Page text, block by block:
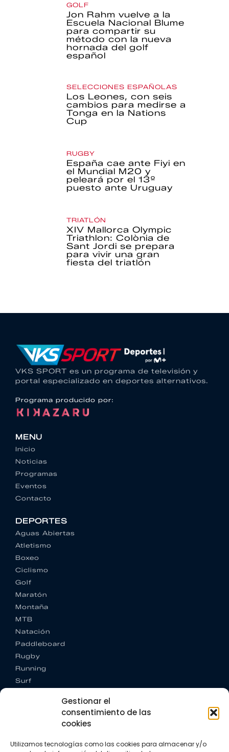
Gestionar el
consentimiento de las
cookies
Utilizamos tecnologías como las cookies para almacenar y/o
GOLF
Jon Rahm vuelve a la
Escuela Nacional Blume
para compartir su
método con la nueva
hornada del golf
español
SELECCIONES ESPAÑOLAS
Los Leones, con seis
cambios para medirse a
Tonga en la Nations
Cup
RUGBY
España cae ante Fiyi en
el Mundial M20 y
peleará por el 13º
puesto ante Uruguay
TRIATLÓN
XIV Mallorca Olympic
Triathlon: Colònia de
Sant Jordi se prepara
para vivir una gran
fiesta del triatlón
VKS SPORT es un programa de televisión y
portal especializado en deportes alternativos.
Programa producido por:
MENU
Inicio
Noticias
Programas
Eventos
Contacto
DEPORTES
Aguas Abiertas
Atletismo
Boxeo
Ciclismo
Golf
Maratón
Montaña
MTB
Natación
Paddleboard
Rugby
Running
Surf
CONTACTO
+34 662 342 177